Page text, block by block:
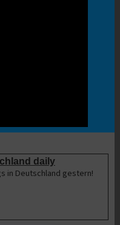
daily
in Deutschland gestern!